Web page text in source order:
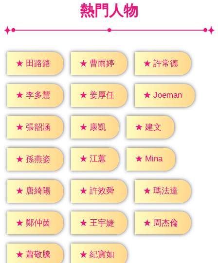
熱門人物
★ 田路路 ★ 曹雨婷 ★ 許常德
★ 李多慧 ★ 姜厚任 ★ Joeman
★ 張韶涵 ★ 康凱 ★ 建文
★ 孫燕姿 ★ 江蕙 ★ Mina
★ 唐綺陽 ★ 許效舜 ★ 瑪法達
★ 鄭仲茵 ★ 王宇婕 ★ 周杰倫
★ 蕭敬騰 ★ 紀寶如